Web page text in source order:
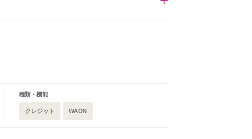
種類・機能
クレジット WAON